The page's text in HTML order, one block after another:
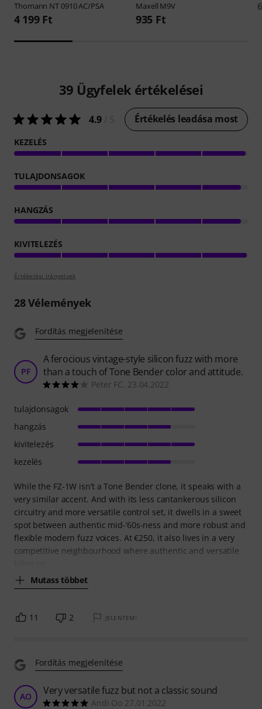
Thomann NT 0910 AC/PSA
4 199 Ft
Maxell M9V
935 Ft
39 Ügyfelek értékelései
4.9 Értékelés leadása most
KEZELÉS
TULAJDONSAGOK
HANGZÁS
KIVITELEZÉS
Értékelési irányelvek
28Vélemények
Fordítás megjelenítése
PF
A ferocious vintage-style silicon fuzz with more
than a touch of Tone Bender color and attitude.
Peter FC. 23.04.2022
While the FZ-1W isn’t a Tone Bender clone, it speaks with a
very similar accent. And with its less cantankerous silicon
circuitry and more versatile control set, it dwells in a sweet
spot between authentic mid-’60s-ness and more robust and
flexible modern fuzz voices. At €250, it also lives in a very
competitive neighbourhood where authentic and versatile
Mutass többet
tulajdonsagok
hangzás
kivitelezés
kezelés
11 2 JELENTEM!
Fordítás megjelenítése
AO Very versatile fuzz but not a classic sound
Andi Oo 27.01.2022